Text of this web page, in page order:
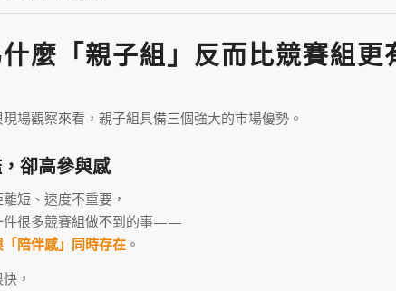
麼「親子組」反而比競賽組更
場觀察來看，親子組具備三個強大的市場優勢。
卻高參與感
短、速度不重要，
件很多競賽組做不到的事——
「陪伴感」同時存在 。
，